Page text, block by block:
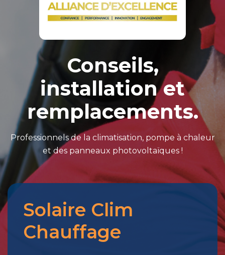
Conseils,
installation et
remplacements.
Professionnels de la climatisation, pompe à chaleur
et des panneaux photovoltaïques !
Merci
pour
votre
Solaire Clim
Chauffage